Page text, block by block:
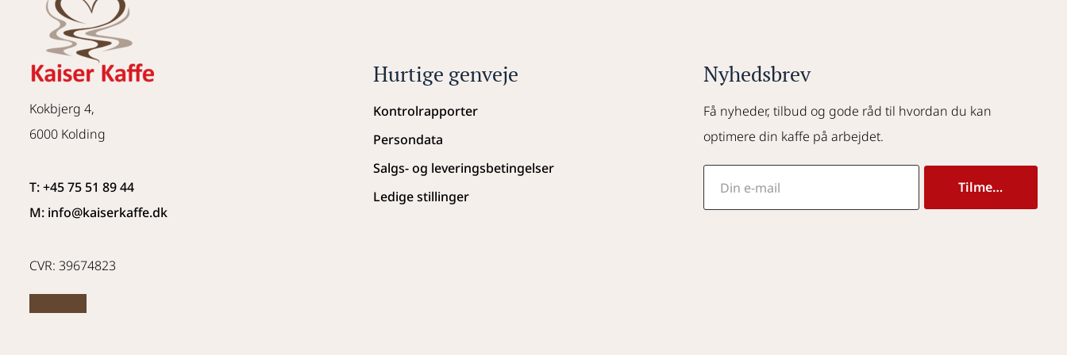
Kokbjerg 4,
6000 Kolding
T: +45 75 51 89 44
M: info@kaiserkaffe.dk
CVR: 39674823
Hurtige genveje
Kontrolrapporter
Persondata
Salgs- og leveringsbetingelser
Ledige stillinger
Nyhedsbrev
Få nyheder, tilbud og gode råd til hvordan du kan
optimere din kaffe på arbejdet.
Tilmeld